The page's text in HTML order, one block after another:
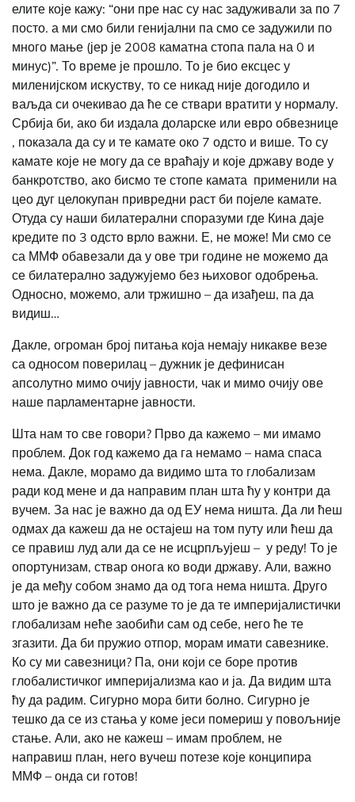
елите које кажу: “они пре нас су нас задуживали за по 7
посто. а ми смо били генијални па смо се задужили по
много мање (јер је 2008 каматна стопа пала на 0 и
минус)”. То време је прошло. То је био ексцес у
миленијском искуству, то се никад није догодило и
ваљда си очекивао да ће се ствари вратити у нормалу.
Србија би, ако би издала доларске или евро обвезнице
, показала да су и те камате око 7 одсто и више. То су
камате које не могу да се враћају и које државу воде у
банкротство, ако бисмо те стопе камата применили на
цео дуг целокупан привредни раст би појеле камате.
Отуда су наши билатерални споразуми где Кина даје
кредите по 3 одсто врло важни. Е, не може! Ми смо се
са ММФ обавезали да у ове три године не можемо да
се билатерално задужујемо без њиховог одобрења.
Односно, можемо, али тржишно – да изађеш, па да
видиш…
Дакле, огроман број питања која немају никакве везе
са односом поверилац – дужник је дефинисан
апсолутно мимо очију јавности, чак и мимо очију ове
наше парламентарне јавности.
Шта нам то све говори? Прво да кажемо – ми имамо
проблем. Док год кажемо да га немамо – нама спаса
нема. Дакле, морамо да видимо шта то глобализам
ради код мене и да направим план шта ћу у контри да
вучем. За нас је важно да од ЕУ нема ништа. Да ли ћеш
одмах да кажеш да не остајеш на том путу или ћеш да
се правиш луд али да се не исцрпљујеш – у реду! То је
опортунизам, ствар онога ко води државу. Али, важно
је да међу собом знамо да од тога нема ништа. Друго
што је важно да се разуме то је да те империјалистички
глобализам неће заобићи сам од себе, него ће те
згазити. Да би пружио отпор, морам имати савезнике.
Ко су ми савезници? Па, они који се боре против
глобалистичког империјализма као и ја. Да видим шта
ћу да радим. Сигурно мора бити болно. Сигурно је
тешко да се из стања у коме јеси помериш у повољније
стање. Али, ако не кажеш – имам проблем, не
направиш план, него вучеш потезе које конципира
ММФ – онда си готов!